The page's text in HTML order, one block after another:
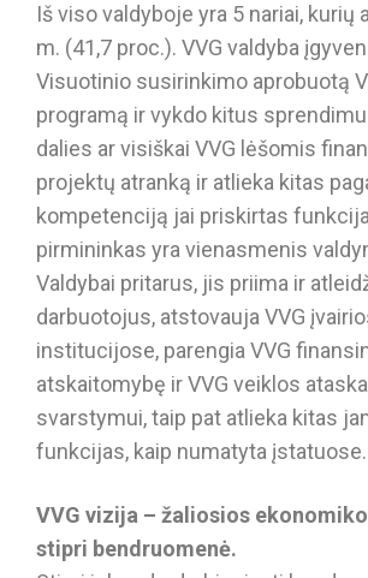
Iš viso valdyboje yra 5 nariai, kurių
m. (41,7 proc.). VVG valdyba
Visuotinio susirinkimo aprobuotą
programą ir vykdo kitus
dalies ar visiškai VVG lėšomis
projektų atranką ir atlieka kitas
kompetenciją jai priskirtas
pirmininkas yra vienasmenis
Valdybai pritarus, jis priima ir
darbuotojus, atstovauja VVG
institucijose, parengia VVG
atskaitomybę ir VVG veiklos
svarstymui, taip pat atlieka kitas
funkcijas, kaip numatyta įstatuose.
VVG vizija – žaliosios
stipri bendruomenė.